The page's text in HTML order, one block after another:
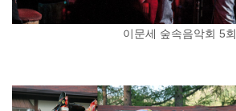
이문세 숲속음악회 5회